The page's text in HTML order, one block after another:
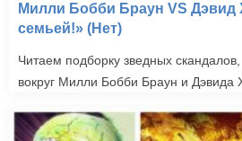
Милли Бобби Браун VS
семьей!» (Нет)
Читаем подборку зведных
вокруг Милли Бобби Браун и Дэвида